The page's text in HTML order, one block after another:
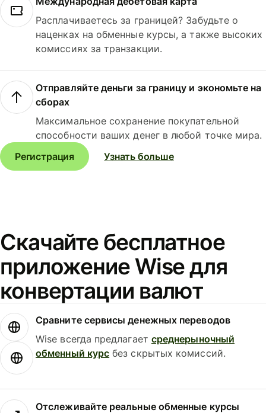
Расплачиваетесь за границей? Забудьте о
наценках на обменные курсы, а также высоких
комиссиях за транзакции.
Отправляйте деньги за границу и экономьте на
сборах
Максимальное сохранение покупательной
способности ваших денег в любой точке мира.
Регистрация
Узнать больше
Скачайте бесплатное
приложение Wise для
конвертации валют
Сравните сервисы денежных переводов
Wise всегда предлагает среднерыночный
обменный курс без скрытых комиссий.
Отслеживайте реальные обменные курсы